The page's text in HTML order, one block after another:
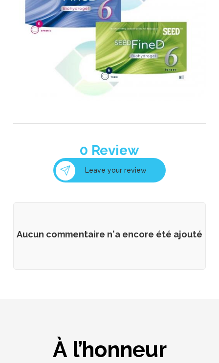
0 Review
Leave your review
Aucun commentaire n'a encore été ajouté
À l’honneur